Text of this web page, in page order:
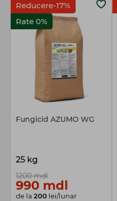
Reducere-17%
Rate 0%
Fungicid AZUMO WG
25 kg
1200 mdl
990 mdl
de la 200 lei/lunar